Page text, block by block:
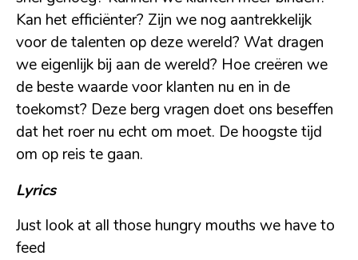
Kan het efficiënter? Zijn we nog aantrekkelijk
voor de talenten op deze wereld? Wat dragen
we eigenlijk bij aan de wereld? Hoe creëren we
de beste waarde voor klanten nu en in de
toekomst? Deze berg vragen doet ons beseffen
dat het roer nu echt om moet. De hoogste tijd
om op reis te gaan.
Lyrics
Just look at all those hungry mouths we have to
feed